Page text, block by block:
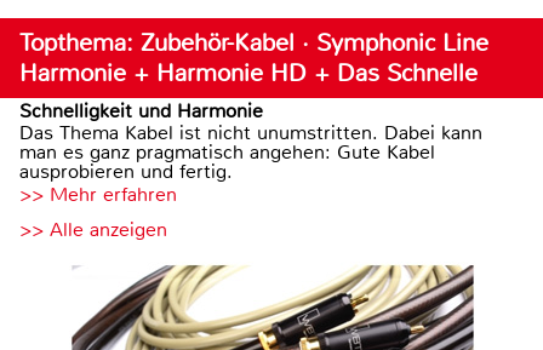
Topthema: Zubehör-Kabel · Symphonic Line
Harmonie + Harmonie HD + Das Schnelle
Schnelligkeit und Harmonie
Das Thema Kabel ist nicht unumstritten. Dabei kann
man es ganz pragmatisch angehen: Gute Kabel
ausprobieren und fertig.
>> Mehr erfahren
>> Alle anzeigen